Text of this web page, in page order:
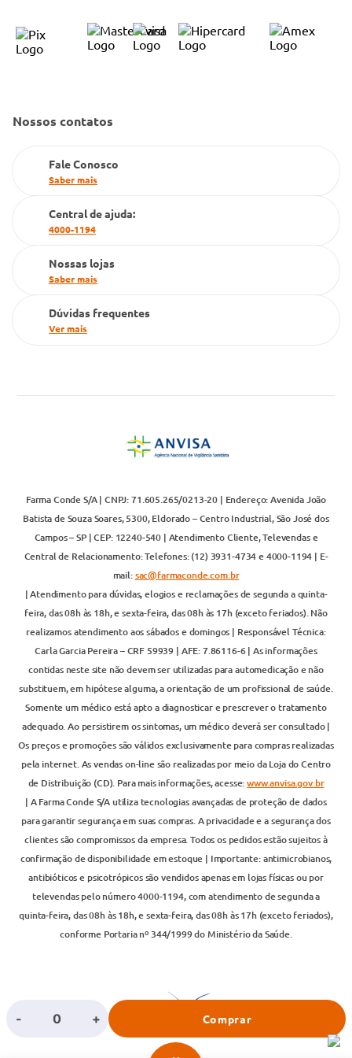
- + Comprar
Código de Conduta
Política de Reembolso
Condeclin
Farmacia popular
Televendas
Nossos contatos
Fale Conosco
Saber mais
Central de ajuda:
4000-1194
Nossas lojas
Saber mais
Dúvidas frequentes
Ver mais
Farma Conde S/A | CNPJ: 71.605.265/0213-20 | Endereço: Avenida João
Batista de Souza Soares, 5300, Eldorado – Centro Industrial, São José dos
Campos – SP | CEP: 12240-540 | Atendimento Cliente, Televendas e
Central de Relacionamento: Telefones: (12) 3931-4734 e 4000-1194 | E-
mail:sac@farmaconde.com.br
| Atendimento para dúvidas, elogios e reclamações de segunda a quinta-
feira, das 08h às 18h, e sexta-feira, das 08h às 17h (exceto feriados). Não
realizamos atendimento aos sábados e domingos | Responsável Técnica:
Carla Garcia Pereira – CRF 59939 | AFE: 7.86116-6 | As informações
contidas neste site não devem ser utilizadas para automedicação e não
substituem, em hipótese alguma, a orientação de um profissional de saúde.
Somente um médico está apto a diagnosticar e prescrever o tratamento
adequado. Ao persistirem os sintomas, um médico deverá ser consultado |
Os preços e promoções são válidos exclusivamente para compras realizadas
pela internet. As vendas on-line são realizadas por meio da Loja do Centro
de Distribuição (CD). Para mais informações, acesse:www.anvisa.gov.br
| A Farma Conde S/A utiliza tecnologias avançadas de proteção de dados
para garantir segurança em suas compras. A privacidade e a segurança dos
clientes são compromissos da empresa. Todos os pedidos estão sujeitos à
confirmação de disponibilidade em estoque | Importante: antimicrobianos,
antibióticos e psicotrópicos são vendidos apenas em lojas físicas ou por
televendas pelo número 4000-1194, com atendimento de segunda a
quinta-feira, das 08h às 18h, e sexta-feira, das 08h às 17h (exceto feriados),
conforme Portaria nº 344/1999 do Ministério da Saúde.